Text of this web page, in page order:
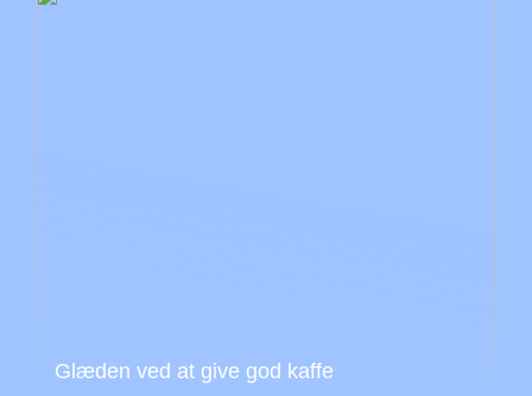
Glæden ved at give god kaffe